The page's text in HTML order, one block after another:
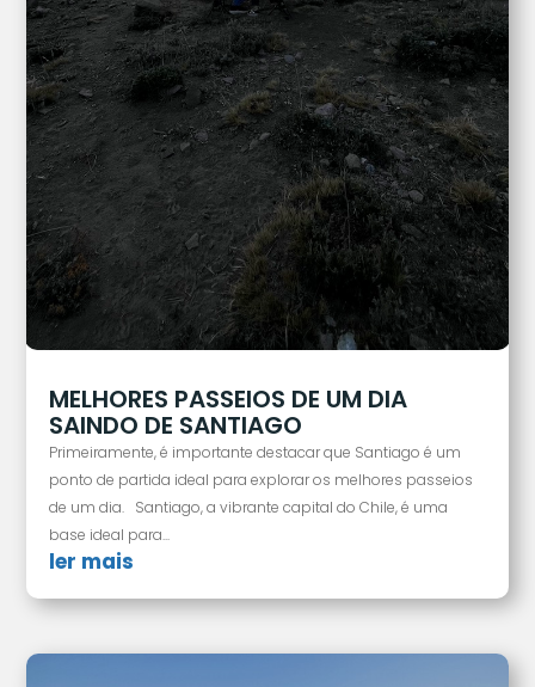
MELHORES PASSEIOS DE UM DIA
SAINDO DE SANTIAGO
Primeiramente, é importante destacar que Santiago é um
ponto de partida ideal para explorar os melhores passeios
de um dia. Santiago, a vibrante capital do Chile, é uma
base ideal para...
ler mais